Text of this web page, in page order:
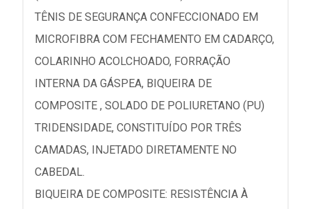
TÊNIS DE SEGURANÇA CONFECCIONADO EM
MICROFIBRA COM FECHAMENTO EM CADARÇO,
COLARINHO ACOLCHOADO, FORRAÇÃO
INTERNA DA GÁSPEA, BIQUEIRA DE
COMPOSITE , SOLADO DE POLIURETANO (PU)
TRIDENSIDADE, CONSTITUÍDO POR TRÊS
CAMADAS, INJETADO DIRETAMENTE NO
CABEDAL.
BIQUEIRA DE COMPOSITE: RESISTÊNCIA À